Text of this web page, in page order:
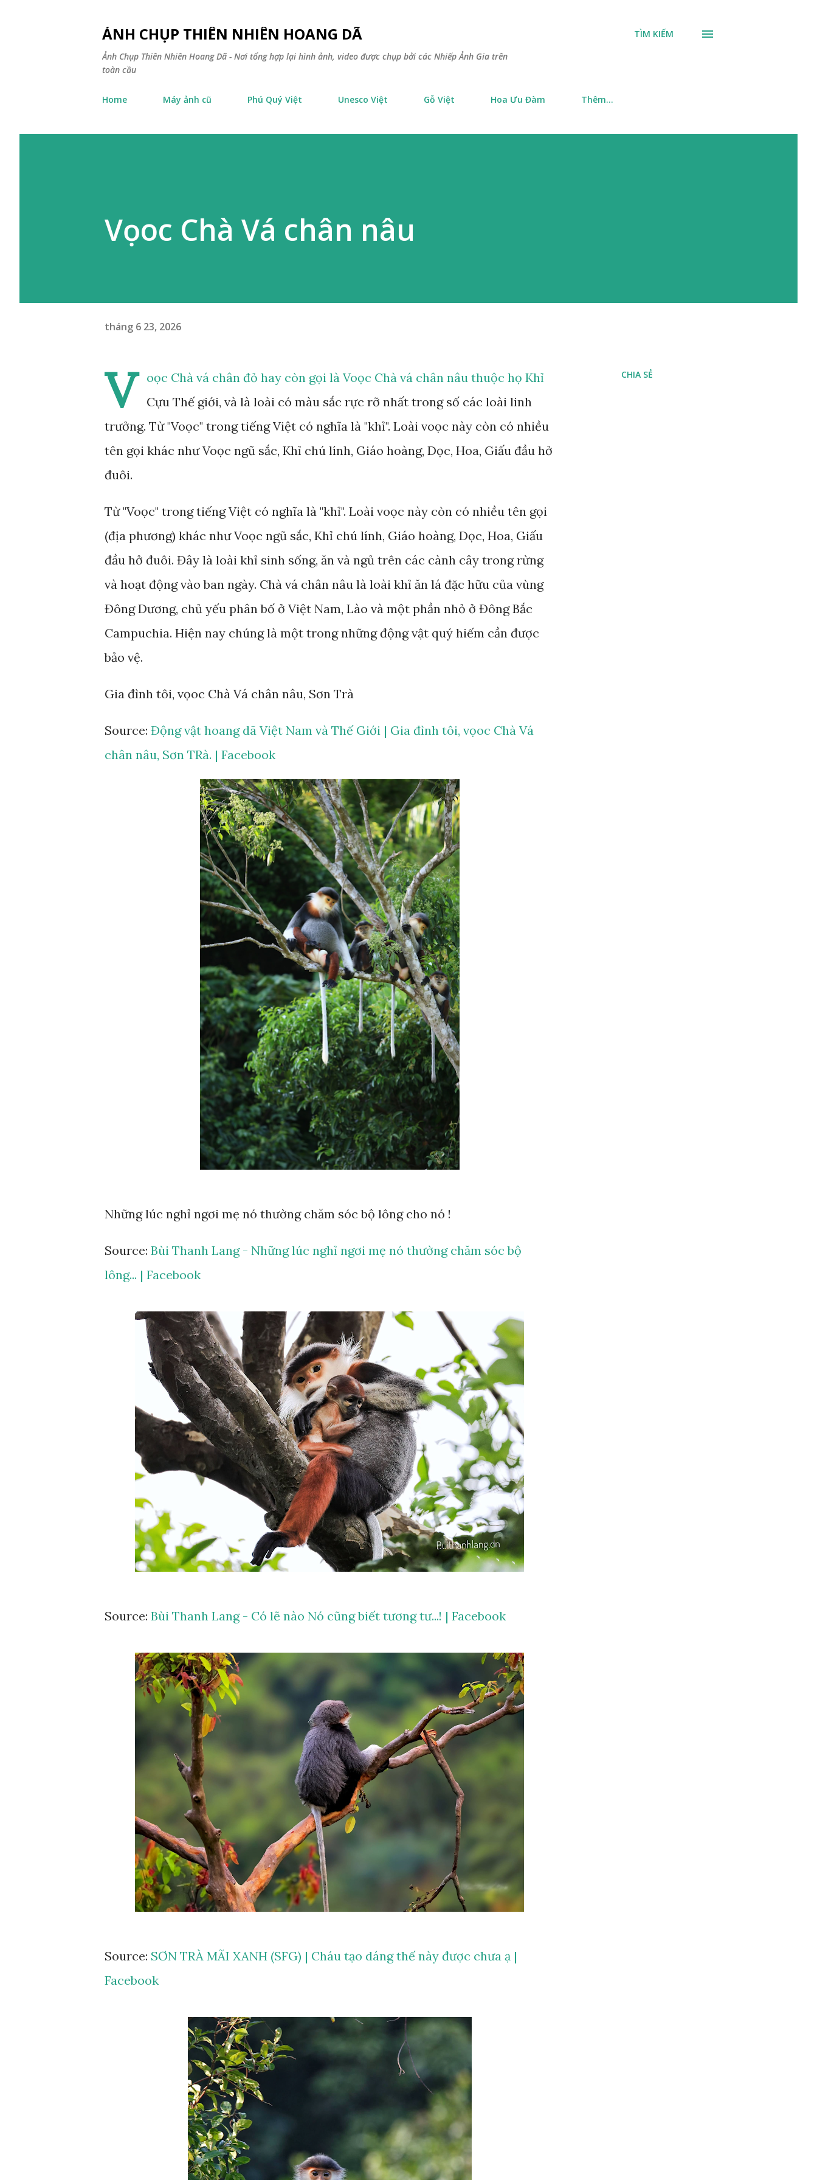
ẢNH CHỤP THIÊN NHIÊN HOANG DÃ
Ảnh Chụp Thiên Nhiên Hoang Dã - Nơi tổng hợp lại hình ảnh, video được chụp bởi các Nhiếp Ảnh Gia trên
toàn cầu
TÌM KIẾM
Home Máy ảnh cũ Phú Quý Việt Unesco Việt Gỗ Việt Hoa Ưu Đàm Thêm…
Vọoc Chà Vá chân nâu
tháng 6 23, 2026
V
oọc Chà vá chân đỏ hay còn gọi là Voọc Chà vá chân nâu thuộc họ Khỉ
Cựu Thế giới, và là loài có màu sắc rực rỡ nhất trong số các loài linh
trưởng. Từ "Voọc" trong tiếng Việt có nghĩa là "khỉ". Loài voọc này còn có nhiều
tên gọi khác như Voọc ngũ sắc, Khỉ chú lính, Giáo hoàng, Dọc, Hoa, Giấu đầu hở
đuôi.
Từ "Voọc" trong tiếng Việt có nghĩa là "khỉ". Loài voọc này còn có nhiều tên gọi
(địa phương) khác như Voọc ngũ sắc, Khỉ chú lính, Giáo hoàng, Dọc, Hoa, Giấu
đầu hở đuôi. Đây là loài khỉ sinh sống, ăn và ngủ trên các cành cây trong rừng
và hoạt động vào ban ngày. Chà vá chân nâu là loài khỉ ăn lá đặc hữu của vùng
Đông Dương, chủ yếu phân bố ở Việt Nam, Lào và một phần nhỏ ở Đông Bắc
Campuchia. Hiện nay chúng là một trong những động vật quý hiếm cần được
bảo vệ.
Gia đình tôi, vọoc Chà Vá chân nâu, Sơn Trà
Source: Động vật hoang dã Việt Nam và Thế Giới | Gia đình tôi, vọoc Chà Vá
chân nâu, Sơn TRà. | Facebook
Những lúc nghỉ ngơi mẹ nó thường chăm sóc bộ lông cho nó !
Source: Bùi Thanh Lang - Những lúc nghỉ ngơi mẹ nó thường chăm sóc bộ
lông... | Facebook
Source: Bùi Thanh Lang - Có lẽ nào Nó cũng biết tương tư...! | Facebook
Source: SƠN TRÀ MÃI XANH (SFG) | Cháu tạo dáng thế này được chưa ạ |
Facebook
CHIA SẺ